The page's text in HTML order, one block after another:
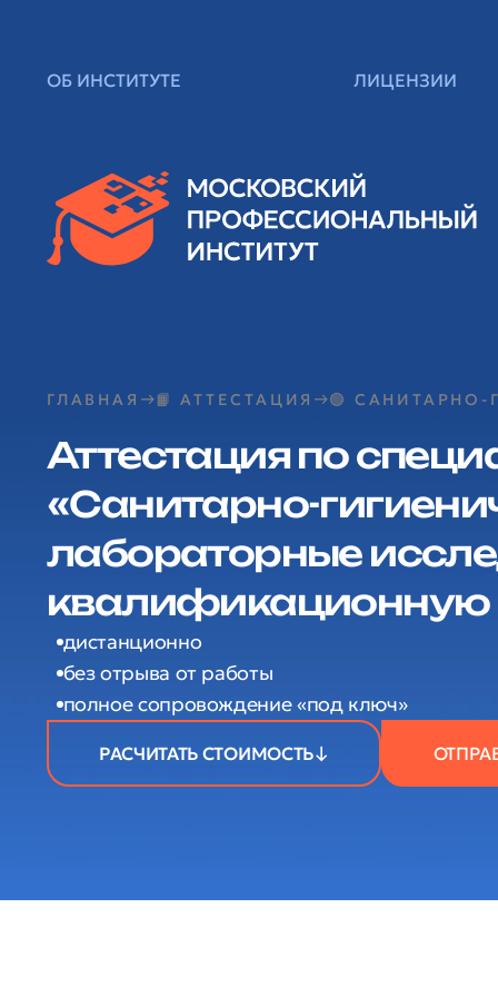
ОБ ИНСТИТУТЕ ЛИЦЕНЗИИ
ГЛАВНАЯ 📙 АТТЕСТАЦИЯ 🟢
Аттестация по
«Санитарно-
лабораторные
квалификационную
дистанционно
без отрыва от работы
полное сопровождение «под ключ»
РАСЧИТАТЬ СТОИМОСТЬ